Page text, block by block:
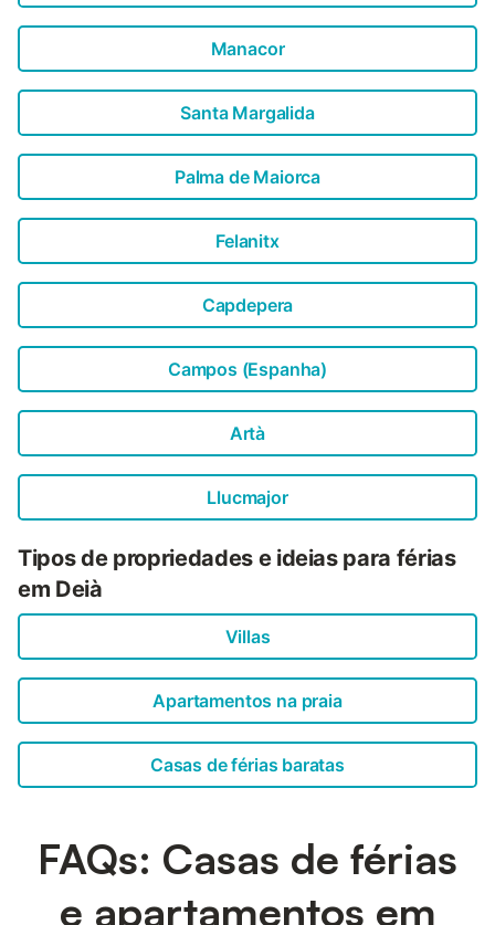
Manacor
Santa Margalida
Palma de Maiorca
Felanitx
Capdepera
Campos (Espanha)
Artà
Llucmajor
Tipos de propriedades e ideias para férias
em Deià
Villas
Apartamentos na praia
Casas de férias baratas
FAQs: Casas de férias
e apartamentos em